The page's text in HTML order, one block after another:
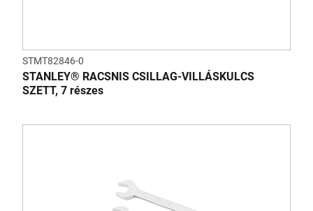
STMT82846-0
STANLEY® RACSNIS CSILLAG-VILLÁSKULCS
SZETT, 7 részes